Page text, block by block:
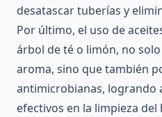
desatascar tuberías y
Por último, el uso de
árbol de té o limón, no
aroma, sino que también
antimicrobianas, logrando
efectivos en la limpieza del